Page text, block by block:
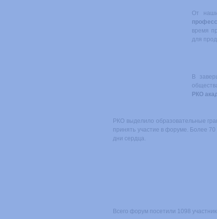
От
время
для
В
РКО
РКО выделило образовательные
принять участие в форуме. Более
дни сердца.
Всего форум посетили 1098